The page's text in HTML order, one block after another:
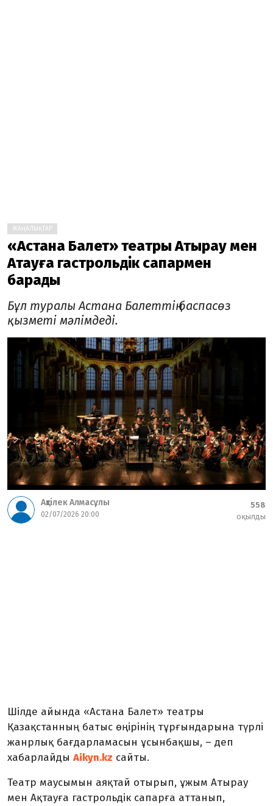
ЖАҢАЛЫҚТАР
«Астана Балет» театры Атырау мен
Ақтауға гастрольдік сапармен
барады
Бұл туралы Астана Балеттің баспасөз
қызметі мәлімдеді.
Ақтілек Алмасұлы
02/07/2026 20:00
558
оқылды
Шілде айында «Астана Балет» театры
Қазақстанның батыс өңірінің тұрғындарына түрлі
жанрлық бағдарламасын ұсынбақшы, – деп
хабарлайды Aikyn.kz сайты.
Театр маусымын аяқтай отырып, ұжым Атырау
мен Ақтауға гастрольдік сапарға аттанып,